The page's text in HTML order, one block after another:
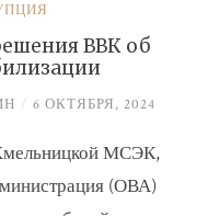
ВВК об
/ 6 ОКТЯБРЯ, 2024
МСЭК,
(ОВА)